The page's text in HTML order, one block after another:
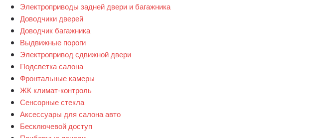
Электроприводы задней двери и багажника
Доводчики дверей
Доводчик багажника
Выдвижные пороги
Электропривод сдвижной двери
Подсветка салона
Фронтальные камеры
ЖК климат-контроль
Сенсорные стекла
Аксессуары для салона авто
Бесключевой доступ